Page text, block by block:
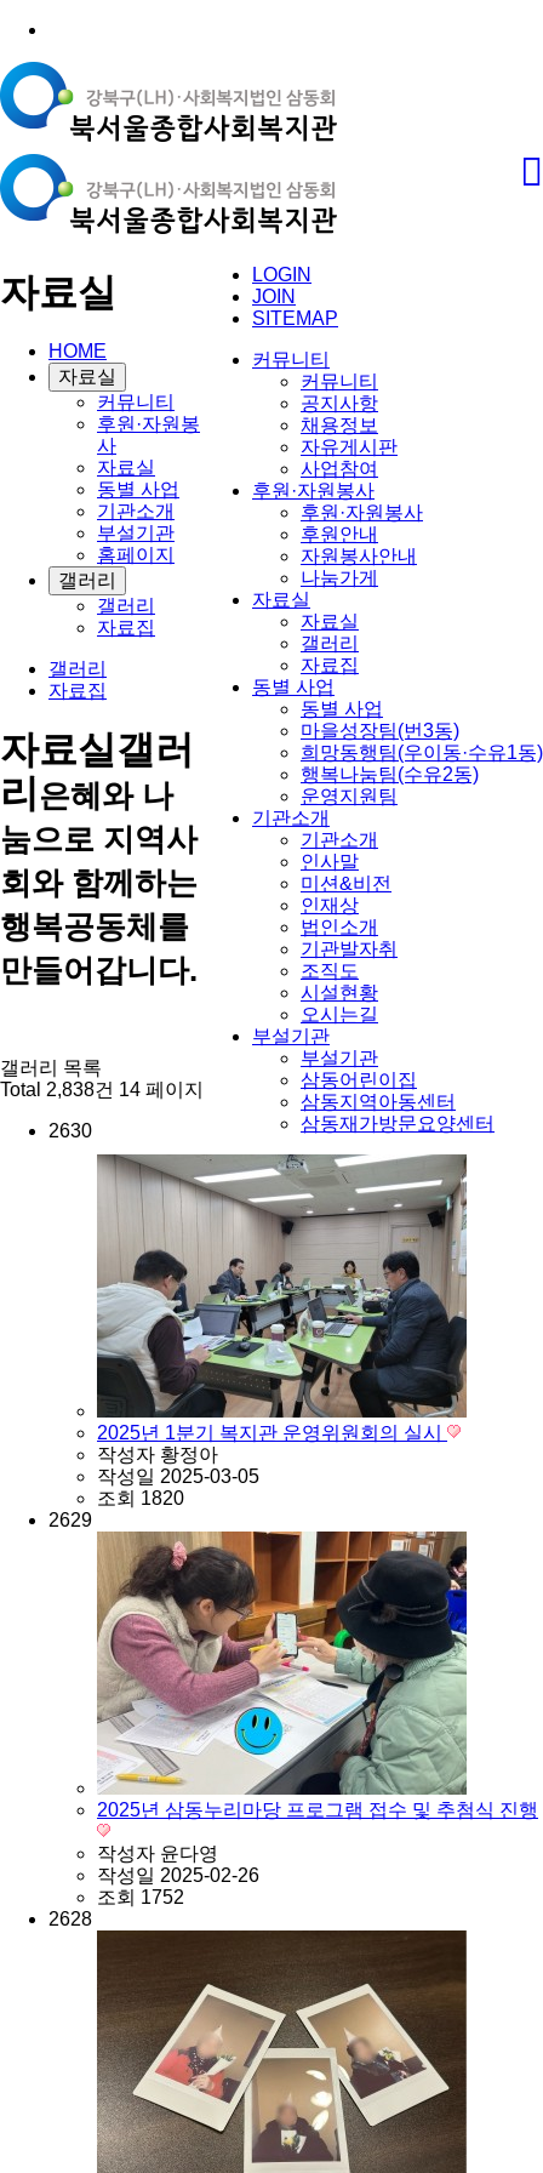
LOGIN
JOIN
SITEMAP
커뮤니티
커뮤니티
공지사항
채용정보
자유게시판
사업참여
후원·자원봉사
후원·자원봉사
후원안내
자원봉사안내
나눔가게
자료실
자료실
갤러리
자료집
동별 사업
동별 사업
마을성장팀(번3동)
희망동행팀(우이동·수유1동)
행복나눔팀(수유2동)
운영지원팀
기관소개
기관소개
인사말
미션&비전
인재상
법인소개
기관발자취
조직도
시설현황
오시는길
부설기관
부설기관
삼동어린이집
삼동지역아동센터
삼동재가방문요양센터
자료실
HOME
자료실
커뮤니티
후원·자원봉
사
자료실
동별 사업
기관소개
부설기관
홈페이지
갤러리
갤러리
자료집
갤러리
자료집
자료실갤러
리은혜와 나
눔으로 지역사
회와 함께하는
행복공동체를
만들어갑니다.
갤러리 목록
Total 2,838건 14 페이지
2630
2025년 1분기 복지관 운영위원회의 실시
작성자 황정아
작성일 2025-03-05
조회 1820
2629
2025년 삼동누리마당 프로그램 접수 및 추첨식 진행
작성자 윤다영
작성일 2025-02-26
조회 1752
2628